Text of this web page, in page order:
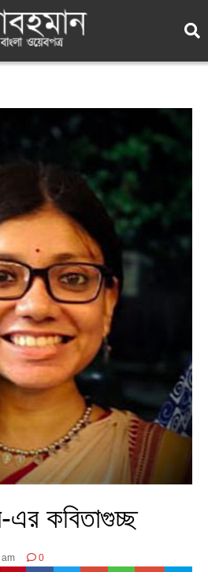
এর কবিতাগুচ্ছ
0